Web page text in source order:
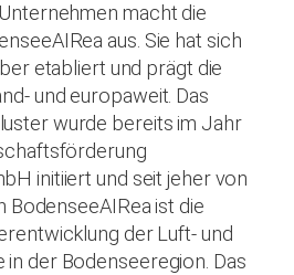
macht die
aus. Sie hat sich
etabliert und prägt die
und europaweit. Das
wurde bereits im Jahr
initiiert und seit jeher von
BodenseeAIRea ist die
der Luft- und
der Bodenseeregion. Das